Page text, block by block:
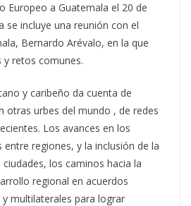
Europeo a Guatemala el 20 de
se incluye una reunión con el
Bernardo Arévalo, en la que
y retos comunes.
y caribeño da cuenta de
otras urbes del mundo , de redes
Los avances en los
regiones, y la inclusión de la
los caminos hacia la
regional en acuerdos
multilaterales para lograr